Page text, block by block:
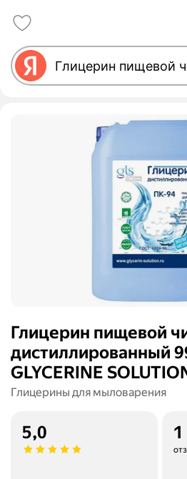
Глицерин пищевой
дистиллированный
GLYCERINE
Глицерины для мыловарения
5,0 1